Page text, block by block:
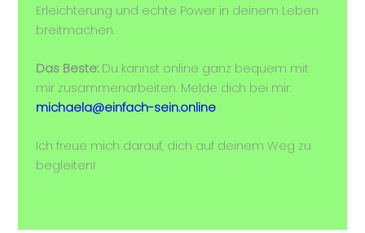
Erleichterung und echte Power in deinem Leben
breitmachen.
Das Beste: Du kannst online ganz bequem mit
mir zusammenarbeiten. Melde dich bei mir:
michaela@einfach-sein.online
Ich freue mich darauf, dich auf deinem Weg zu
begleiten!